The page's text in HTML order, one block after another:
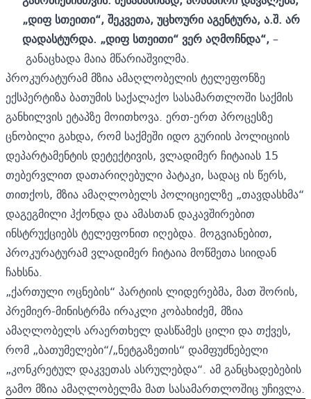
„დიფ სთეითი“, შეკვეთა, უცხოური აგენტურა, ა.შ. არ
დადასტურდა. „დიფ სთეითი“ ვერ აღმოჩნდა“,–
განაცხადა მაია მწარიაშვილმა.
პროკურატურამ მზია ამაღლობელის ტელეფონზე
ექსპერტიზა ბათუმის საქალაქო სასამართლოში საქმის
განხილვის ეტაპზე მოითხოვა. ერთ-ერთ პროცესზე
ცნობილი გახდა, რომ საქმეში იდო გურიის პოლიციის
დეპარტამენტის დეტექტივის, ვლადიმერ ჩიტაიას 15
თებერვლით დათარიღებული პატაკი, სადაც ის წერს,
თითქოს, მზია ამაღლობელს პოლიციელზე „თავდასხმა“
დაგეგმილი ჰქონდა და ამასთან დაკავშირებით
ინსტრუქციებს ტელეფონით იღებდა. მოგვიანებით,
პროკურატურამ ვლადიმერ ჩიტაია მოწმეთა სიიდან
ჩახსნა.
„ქართული ოცნების“ პარტიის ლიდერებმა, მათ შორის,
პრემიერ-მინისტრმა ირაკლი კობახიძემ, მზია
ამაღლობელს არაერთხელ დასწამეს ცილი და თქვეს,
რომ „ბათუმელები“/„ნეტგაზეთის“ დამფუძნებელი
„კონკრეტულ დაკვეთას ასრულებდა“. ამ განცხადებების
გამო მზია ამაღლობელმა მათ სასამართლოშიც უჩივლა.